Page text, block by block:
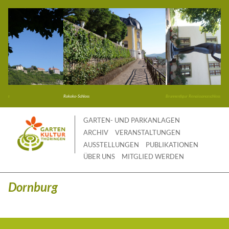
Rokoko-Schloss Brunnenfigur Renaissanceschloss
GARTEN- UND PARKANLAGEN
ARCHIV
VERANSTALTUNGEN
AUSSTELLUNGEN
PUBLIKATIONEN
ÜBER UNS
MITGLIED WERDEN
Dornburg